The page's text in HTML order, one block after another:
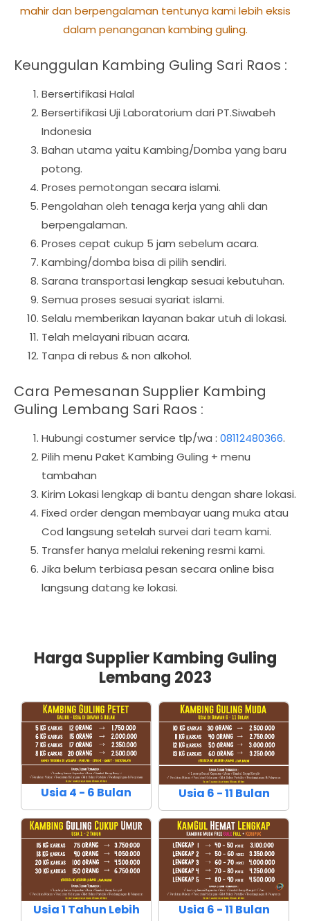
mahir dan berpengalaman tentunya kami lebih eksis
dalam penanganan kambing guling.
Keunggulan Kambing Guling Sari Raos :
Bersertifikasi Halal
Bersertifikasi Uji Laboratorium dari PT.Siwabeh
Indonesia
Bahan utama yaitu Kambing/Domba yang baru
potong.
Proses pemotongan secara islami.
Pengolahan oleh tenaga kerja yang ahli dan
berpengalaman.
Proses cepat cukup 5 jam sebelum acara.
Kambing/domba bisa di pilih sendiri.
Sarana transportasi lengkap sesuai kebutuhan.
Semua proses sesuai syariat islami.
Selalu memberikan layanan bakar utuh di lokasi.
Telah melayani ribuan acara.
Tanpa di rebus & non alkohol.
Cara Pemesanan Supplier Kambing
Guling Lembang Sari Raos :
Hubungi costumer service tlp/wa : 08112480366.
Pilih menu Paket Kambing Guling + menu
tambahan
Kirim Lokasi lengkap di bantu dengan share lokasi.
Fixed order dengan membayar uang muka atau
Cod langsung setelah survei dari team kami.
Transfer hanya melalui rekening resmi kami.
Jika belum terbiasa pesan secara online bisa
langsung datang ke lokasi.
Harga Supplier Kambing Guling
Lembang 2023
Usia 4 - 6 Bulan Usia 6 - 11 Bulan
Usia 1 Tahun Lebih Usia 6 - 11 Bulan